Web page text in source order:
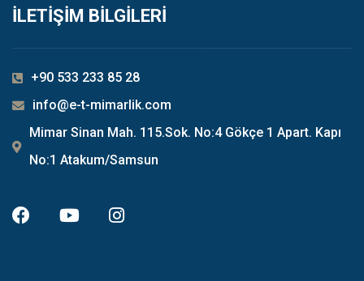
İLETİŞİM BİLGİLERİ
+90 533 233 85 28
info@e-t-mimarlik.com
Mimar Sinan Mah. 115.Sok. No:4 Gökçe 1 Apart. Kapı
No:1 Atakum/Samsun